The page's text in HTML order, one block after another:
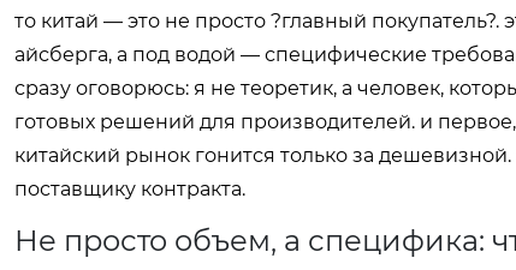
то китай — это не просто ?главный
айсберга, а под водой — специфические
сразу оговорюсь: я не теоретик, а человек,
готовых решений для производителей. и
китайский рынок гонится только за
поставщику контракта.
Не просто объем, а специфика: